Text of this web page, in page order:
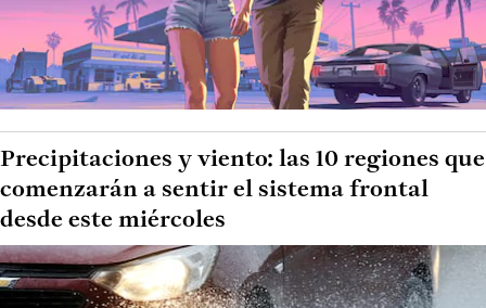
Precipitaciones y viento: las 10 regiones que
comenzarán a sentir el sistema frontal
desde este miércoles